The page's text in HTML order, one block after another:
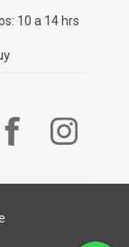
10 a 14 hrs